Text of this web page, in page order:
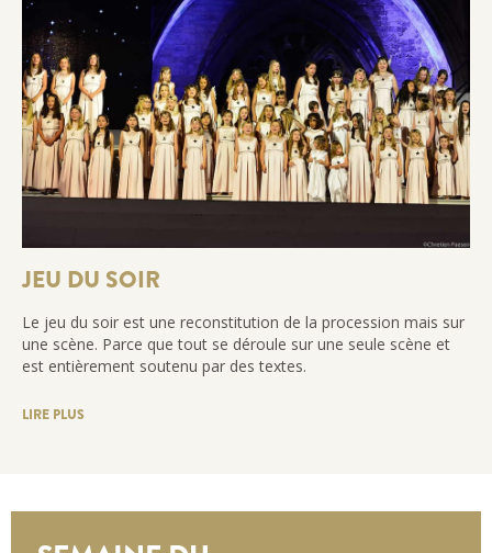
JEU DU SOIR
Le jeu du soir est une reconstitution de la procession mais sur
une scène. Parce que tout se déroule sur une seule scène et
est entièrement soutenu par des textes.
LIRE PLUS